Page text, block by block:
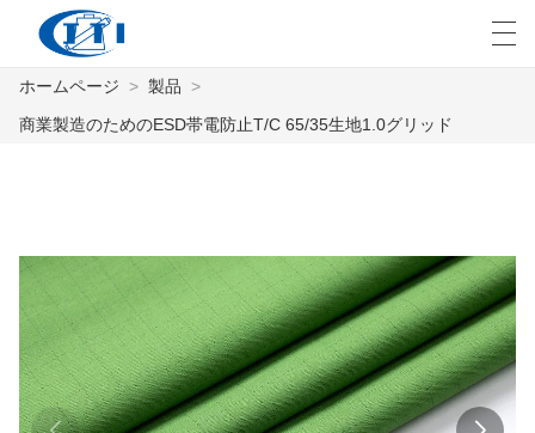
製品
カスタマイズ
私たちについて
العربية česky
ホームページ > 製品 >
商業製造のためのESD帯電防止T/C 65/35生地1.0グリッド